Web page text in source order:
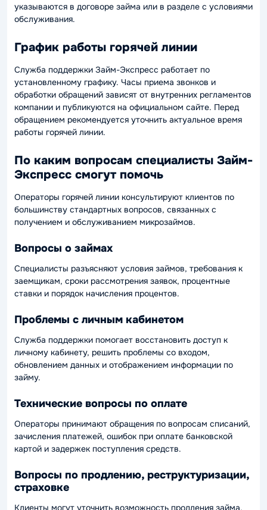
указываются в договоре займа или в разделе с условиями
обслуживания.
График работы горячей линии
Служба поддержки Займ-Экспресс работает по
установленному графику. Часы приема звонков и
обработки обращений зависят от внутренних регламентов
компании и публикуются на официальном сайте. Перед
обращением рекомендуется уточнить актуальное время
работы горячей линии.
По каким вопросам специалисты Займ-
Экспресс смогут помочь
Операторы горячей линии консультируют клиентов по
большинству стандартных вопросов, связанных с
получением и обслуживанием микрозаймов.
Вопросы о займах
Специалисты разъясняют условия займов, требования к
заемщикам, сроки рассмотрения заявок, процентные
ставки и порядок начисления процентов.
Проблемы с личным кабинетом
Служба поддержки помогает восстановить доступ к
личному кабинету, решить проблемы со входом,
обновлением данных и отображением информации по
займу.
Технические вопросы по оплате
Операторы принимают обращения по вопросам списаний,
зачисления платежей, ошибок при оплате банковской
картой и задержек поступления средств.
Вопросы по продлению, реструктуризации,
страховке
Клиенты могут уточнить возможность продления займа,